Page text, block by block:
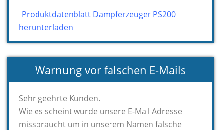
Produktdatenblatt Dampferzeuger PS200
herunterladen
Warnung vor falschen E-Mails
Sehr geehrte Kunden.
Wie es scheint wurde unsere E-Mail Adresse
missbraucht um in unserem Namen falsche